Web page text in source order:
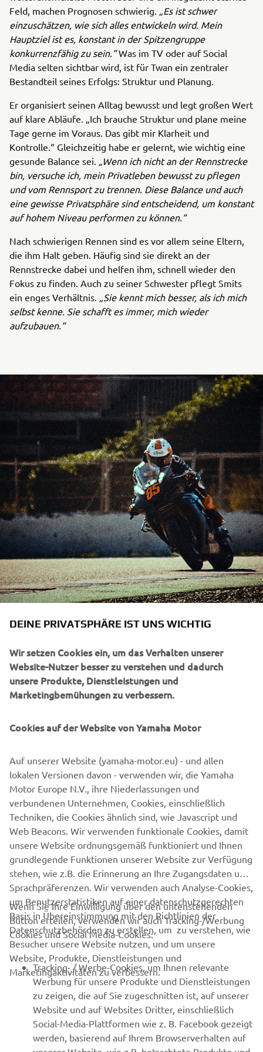
Feld, machen Prognosen schwierig. „Es ist schwer
einzuschätzen, wie sich alles entwickeln wird. Mein
Hauptziel ist es, konstant in der Spitzengruppe
konkurrenzfähig zu sein.“Was im TV oder auf Social
Media selten sichtbar wird, ist für Twan ein zentraler
Bestandteil seines Erfolgs: Struktur und Planung.
Er organisiert seinen Alltag bewusst und legt großen Wert
auf klare Abläufe. „Ich brauche Struktur und plane meine
Tage gerne im Voraus. Das gibt mir Klarheit und
Kontrolle.“ Gleichzeitig habe er gelernt, wie wichtig eine
gesunde Balance sei. „Wenn ich nicht an der Rennstrecke
bin, versuche ich, mein Privatleben bewusst zu pflegen
und vom Rennsport zu trennen. Diese Balance und auch
eine gewisse Privatsphäre sind entscheidend, um konstant
auf hohem Niveau performen zu können.“
Nach schwierigen Rennen sind es vor allem seine Eltern,
die ihm Halt geben. Häufig sind sie direkt an der
Rennstrecke dabei und helfen ihm, schnell wieder den
Fokus zu finden. Auch zu seiner Schwester pflegt Smits
ein enges Verhältnis. „Sie kennt mich besser, als ich mich
selbst kenne. Sie schafft es immer, mich wieder
aufzubauen.“
entscheidende Rolle. Gerade in jungen Jahren gab es
immer wieder Angebote, die verlockend klangen – doch
sie rieten ihm zur Geduld und warnten davor, jeder
großen Versprechung sofort zu glauben. Dieses Vertrauen
in langfristige Entscheidungen habe ihm im Rückblick sehr
geholfen. Besonders dankbar ist Twan auch Evert und
Corine, die ihm in einer Phase ohne echte Perspektive die
Chance gaben, weiter Rennen zu fahren.„Ohne ihre
Unterstützung würde ich heute wahrscheinlich nicht mehr
im Rennsport sein“, sagt er rückblickend.
Trotz aller Leidenschaft für den Rennsport denkt Smits
auch über den Tellerrand hinaus. Ihn reizt die Vorstellung,
sich auch außerhalb der Rennstrecke weiterzuentwickeln
und neue Seiten an sich kennenzulernen.
herausfinden, was noch in mir steckt, auch abseits des
Motorsports.“
DEINE PRIVATSPHÄRE IST UNS WICHTIG
Wir setzen Cookies ein, um das Verhalten unserer
Website-Nutzer besser zu verstehen und dadurch
unsere Produkte, Dienstleistungen und
Marketingbemühungen zu verbessern.
Cookies auf der Website von Yamaha Motor
Auf unserer Website (yamaha-motor.eu) - und allen
lokalen Versionen davon - verwenden wir, die Yamaha
Motor Europe N.V., ihre Niederlassungen und
verbundenen Unternehmen, Cookies, einschließlich
Techniken, die Cookies ähnlich sind, wie Javascript und
Web Beacons. Wir verwenden funktionale Cookies, damit
unsere Website ordnungsgemäß funktioniert und Ihnen
grundlegende Funktionen unserer Website zur Verfügung
stehen, wie z.B. die Erinnerung an Ihre Zugangsdaten und
Sprachpräferenzen. Wir verwenden auch Analyse-Cookies,
um Benutzerstatistiken auf einer datenschutzgerechten
Basis in Übereinstimmung mit den Richtlinien der
Datenschutzbehörden zu erstellen, um zu verstehen, wie
Besucher unsere Website nutzen, und um unsere
Website, Produkte, Dienstleistungen und
Marketingaktivitäten zu verbessern.
Wenn Sie Ihre Einwilligung über den untenstehenden
Button erteilen, verwenden wir auch Tracking-/Werbung
Cookies und Social Media-Cookies:
Tracking- / Werbe-Cookies, um Ihnen relevante
Werbung für unsere Produkte und Dienstleistungen
zu zeigen, die auf Sie zugeschnitten ist, auf unserer
Website und auf Websites Dritter, einschließlich
Social-Media-Plattformen wie z. B. Facebook gezeigt
werden, basierend auf Ihrem Browserverhalten auf